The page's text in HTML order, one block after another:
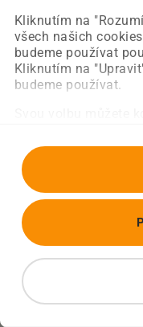
Kliknutím na
všech našich
budeme používat
Kliknutím na
budeme používat.
Obnovit